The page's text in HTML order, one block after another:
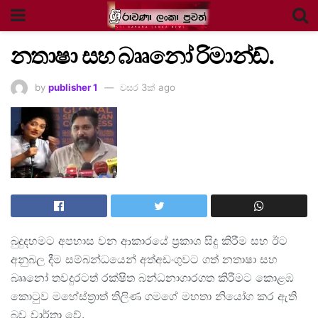
නතාෂා සහ බෲනෝ රිමාන්ඩ්.
by publisher 1 වසර 3ක් ago
බුදුදහමට අපහාස වන ආකාරයේ ප්‍රකාශ සිදු කිරීම සහ ඊට
අනුබල දීම සම්බන්ධයෙන් අත්අඩංගුවට ගත් නතාෂා සහ
බෲනෝ තවදුරටත් රක්ෂිත බන්ධනාගාරගත කිරීමට කොළඹ
කොටුව මහේස්ත්‍රාත් තිලිණ ගමගේ මහතා නියෝග කර ඇති
බව වාර්තා වේ.